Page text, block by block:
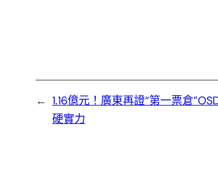
← 1.16億元！廣東再證“第一票倉
硬實力